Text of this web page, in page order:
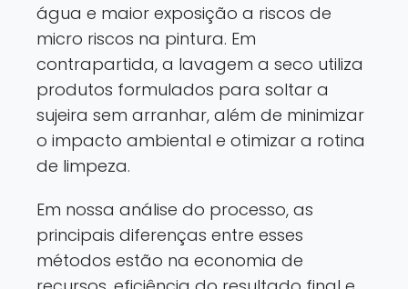
água e maior exposição a riscos de
micro riscos na pintura. Em
contrapartida, a lavagem a seco utiliza
produtos formulados para soltar a
sujeira sem arranhar, além de minimizar
o impacto ambiental e otimizar a rotina
de limpeza.
Em nossa análise do processo, as
principais diferenças entre esses
métodos estão na economia de